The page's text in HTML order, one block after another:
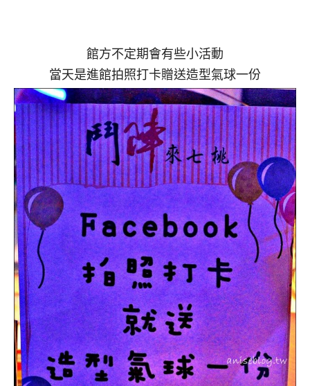
館方不定期會有些小活動
當天是進館拍照打卡贈送造型氣球一份